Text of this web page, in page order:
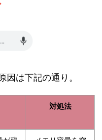
因は下記の通り。
対処法